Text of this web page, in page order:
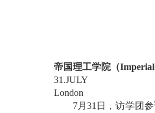
帝国理工学院（
31.JULY
London
7月 31 日，访学团